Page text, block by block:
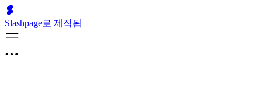
Slashpage로 제작됨